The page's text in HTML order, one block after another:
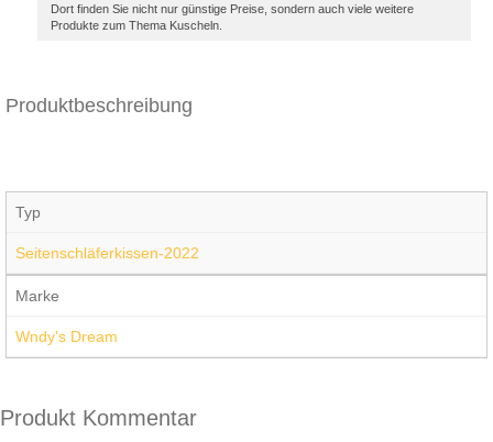
Dort finden Sie nicht nur günstige Preise, sondern auch viele weitere
Produkte zum Thema Kuscheln.
Produktbeschreibung
Typ
Seitenschläferkissen-2022
Marke
Wndy's Dream
Produkt Kommentar